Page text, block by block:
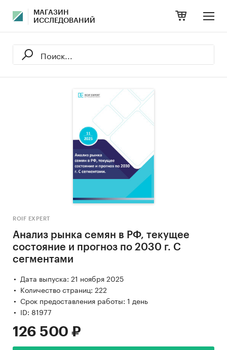
МАГАЗИН
ИССЛЕДОВАНИЙ
ROIF EXPERT
Анализ рынка семян в РФ, текущее
состояние и прогноз по 2030 г. С
сегментами
Дата выпуска: 21 ноября 2025
Количество страниц: 222
Срок предоставления работы: 1 день
ID: 81977
126 500 ₽